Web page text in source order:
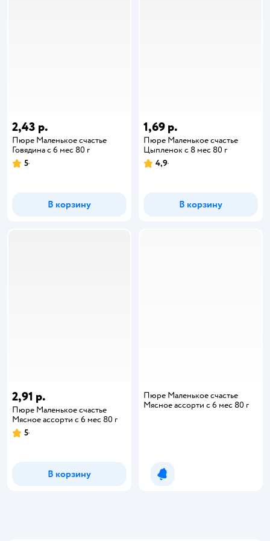
2,43 р.
Пюре Маленькое счастье
Говядина с 6 мес 80 г
5
В корзину
1,69 р.
Пюре Маленькое счастье
Цыпленок с 8 мес 80 г
4,9
В корзину
2,91 р.
Пюре Маленькое счастье
Мясное ассорти с 6 мес 80 г
5
В корзину
Пюре Маленькое счастье
Мясное ассорти с 6 мес 80 г
Уведомить о появлении